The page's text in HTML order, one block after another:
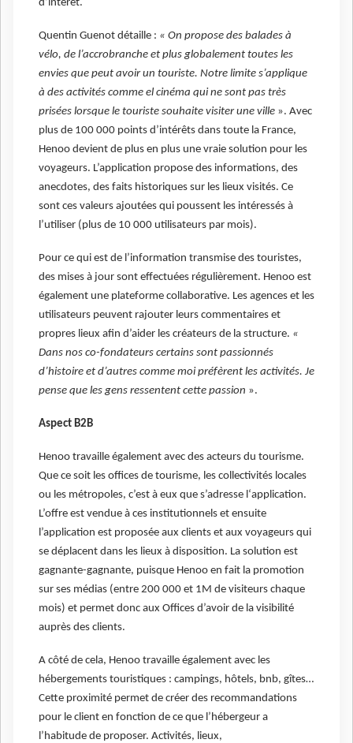
d’intérêt.
Quentin Guenot détaille : « On propose des balades à
vélo, de l’accrobranche et plus globalement toutes les
envies que peut avoir un touriste. Notre limite s’applique
à des activités comme el cinéma qui ne sont pas très
prisées lorsque le touriste souhaite visiter une ville ». Avec
plus de 100 000 points d’intérêts dans toute la France,
Henoo devient de plus en plus une vraie solution pour les
voyageurs. L’application propose des informations, des
anecdotes, des faits historiques sur les lieux visités. Ce
sont ces valeurs ajoutées qui poussent les intéressés à
l’utiliser (plus de 10 000 utilisateurs par mois).
Pour ce qui est de l’information transmise des touristes,
des mises à jour sont effectuées régulièrement. Henoo est
également une plateforme collaborative. Les agences et les
utilisateurs peuvent rajouter leurs commentaires et
propres lieux afin d’aider les créateurs de la structure. «
Dans nos co-fondateurs certains sont passionnés
d’histoire et d’autres comme moi préfèrent les activités. Je
pense que les gens ressentent cette passion ».
Aspect B2B
Henoo travaille également avec des acteurs du tourisme.
Que ce soit les offices de tourisme, les collectivités locales
ou les métropoles, c’est à eux que s’adresse l‘application.
L’offre est vendue à ces institutionnels et ensuite
l’application est proposée aux clients et aux voyageurs qui
se déplacent dans les lieux à disposition. La solution est
gagnante-gagnante, puisque Henoo en fait la promotion
sur ses médias (entre 200 000 et 1M de visiteurs chaque
mois) et permet donc aux Offices d’avoir de la visibilité
auprès des clients.
A côté de cela, Henoo travaille également avec les
hébergements touristiques : campings, hôtels, bnb, gîtes…
Cette proximité permet de créer des recommandations
pour le client en fonction de ce que l’hébergeur a
l’habitude de proposer. Activités, lieux,